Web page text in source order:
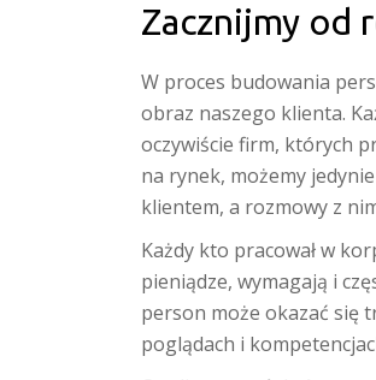
Zacznijmy od
W proces budowania
obraz naszego klienta.
oczywiście firm, których
na rynek, możemy
klientem, a rozmowy z
Każdy kto pracował w
pieniądze, wymagają i
person może okazać się
poglądach i